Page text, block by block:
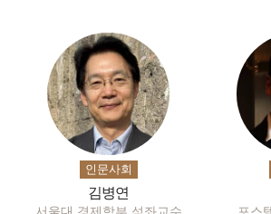
인문사회
김병연